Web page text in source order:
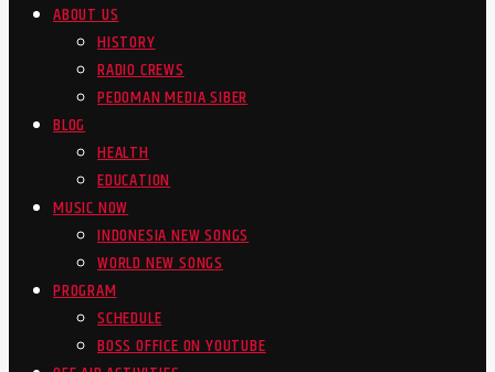
ABOUT US
HISTORY
RADIO CREWS
PEDOMAN MEDIA SIBER
BLOG
HEALTH
EDUCATION
MUSIC NOW
INDONESIA NEW SONGS
WORLD NEW SONGS
PROGRAM
SCHEDULE
BOSS OFFICE ON YOUTUBE